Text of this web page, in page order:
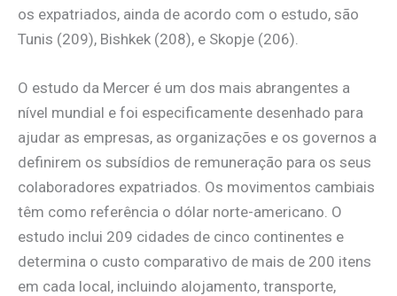
os expatriados, ainda de acordo com o estudo, são
Tunis (209), Bishkek (208), e Skopje (206).
O estudo da Mercer é um dos mais abrangentes a
nível mundial e foi especificamente desenhado para
ajudar as empresas, as organizações e os governos a
definirem os subsídios de remuneração para os seus
colaboradores expatriados. Os movimentos cambiais
têm como referência o dólar norte-americano. O
estudo inclui 209 cidades de cinco continentes e
determina o custo comparativo de mais de 200 itens
em cada local, incluindo alojamento, transporte,